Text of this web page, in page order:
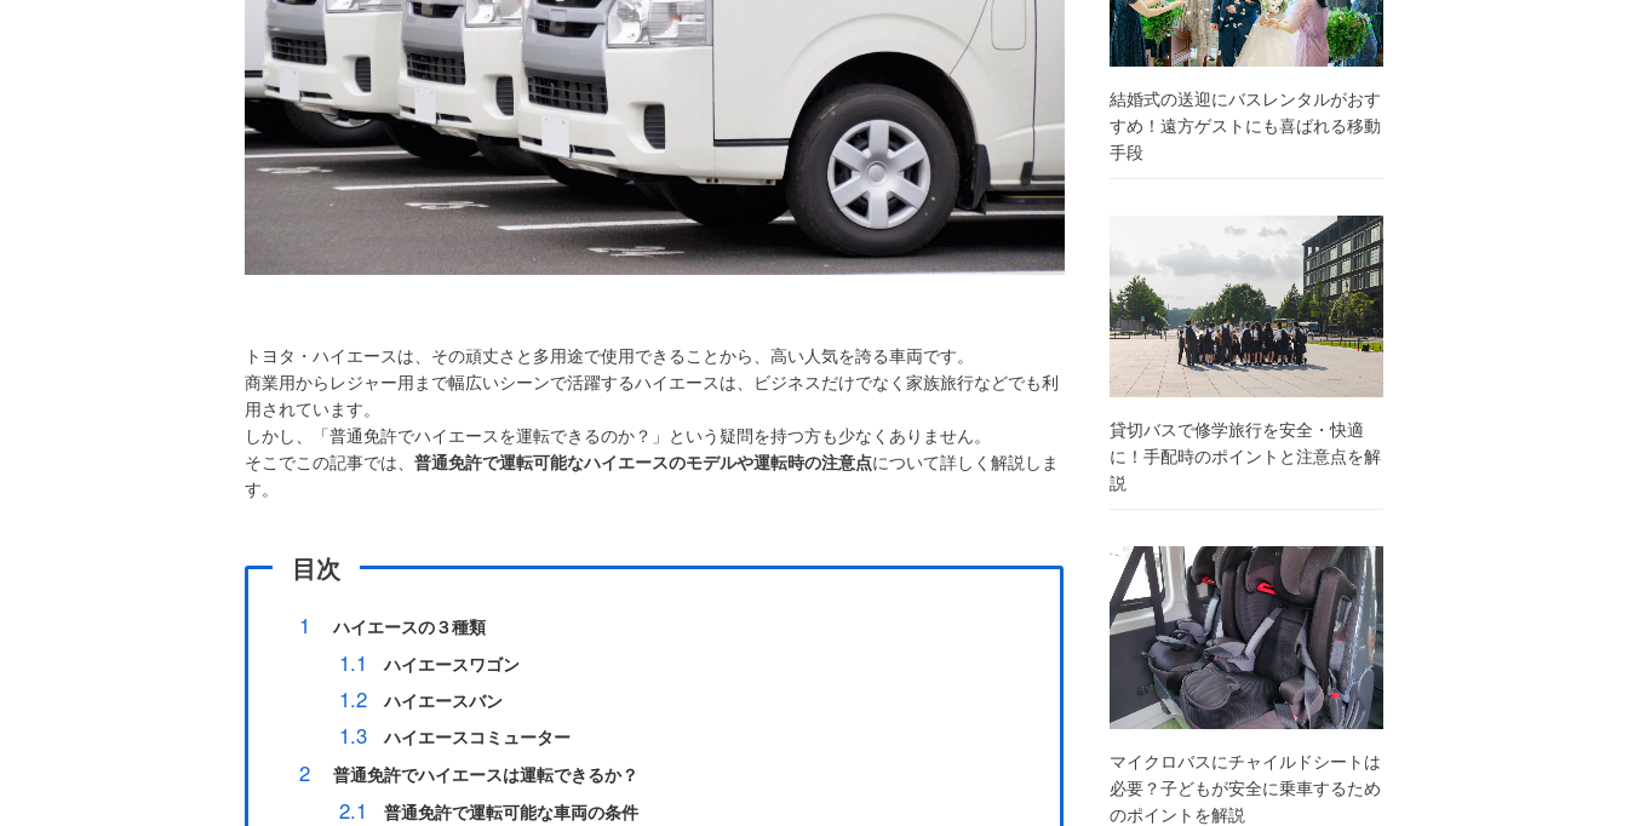
トヨタ・ハイエースは、その頑丈さと多用途で使用できることから、高い人気を誇る車両です。
商業用からレジャー用まで幅広いシーンで活躍するハイエースは、ビジネスだけでなく家族旅行などでも利
用されています。
しかし、「普通免許でハイエースを運転できるのか？」という疑問を持つ方も少なくありません。
そこでこの記事では、 普通免許で運転可能なハイエースのモデルや運転時の注意点について詳しく解説しま
す。
目次
1
ハイエースの３種類
1.1 ハイエースワゴン
1.2 ハイエースバン
1.3 ハイエースコミューター
2 普通免許でハイエースは運転できるか？
2.1 普通免許で運転可能な車両の条件
結婚式の送迎にバスレンタルがおす
すめ！遠方ゲストにも喜ばれる移動
手段
貸切バスで修学旅行を安全・快適
に！手配時のポイントと注意点を解
説
マイクロバスにチャイルドシートは
必要？子どもが安全に乗車するため
のポイントを解説